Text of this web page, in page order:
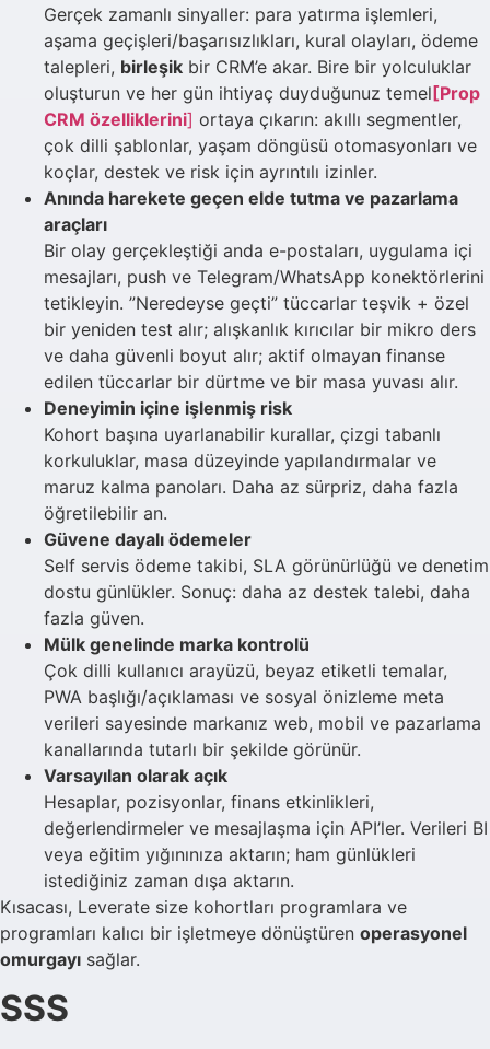
Gerçek zamanlı sinyaller: para yatırma işlemleri,
aşama geçişleri/başarısızlıkları, kural olayları, ödeme
talepleri, birleşik bir CRM’e akar. Bire bir yolculuklar
oluşturun ve her gün ihtiyaç duyduğunuz temel[Prop
CRM özelliklerini] ortaya çıkarın: akıllı segmentler,
çok dilli şablonlar, yaşam döngüsü otomasyonları ve
koçlar, destek ve risk için ayrıntılı izinler.
Anında harekete geçen elde tutma ve pazarlama
araçları
Bir olay gerçekleştiği anda e-postaları, uygulama içi
mesajları, push ve Telegram/WhatsApp konektörlerini
tetikleyin. ”Neredeyse geçti” tüccarlar teşvik + özel
bir yeniden test alır; alışkanlık kırıcılar bir mikro ders
ve daha güvenli boyut alır; aktif olmayan finanse
edilen tüccarlar bir dürtme ve bir masa yuvası alır.
Deneyimin içine işlenmiş risk
Kohort başına uyarlanabilir kurallar, çizgi tabanlı
korkuluklar, masa düzeyinde yapılandırmalar ve
maruz kalma panoları. Daha az sürpriz, daha fazla
öğretilebilir an.
Güvene dayalı ödemeler
Self servis ödeme takibi, SLA görünürlüğü ve denetim
dostu günlükler. Sonuç: daha az destek talebi, daha
fazla güven.
Mülk genelinde marka kontrolü
Çok dilli kullanıcı arayüzü, beyaz etiketli temalar,
PWA başlığı/açıklaması ve sosyal önizleme meta
verileri sayesinde markanız web, mobil ve pazarlama
kanallarında tutarlı bir şekilde görünür.
Varsayılan olarak açık
Hesaplar, pozisyonlar, finans etkinlikleri,
değerlendirmeler ve mesajlaşma için API’ler. Verileri BI
veya eğitim yığınınıza aktarın; ham günlükleri
istediğiniz zaman dışa aktarın.
Kısacası, Leverate size kohortları programlara ve
programları kalıcı bir işletmeye dönüştüren operasyonel
omurgayı sağlar.
SSS